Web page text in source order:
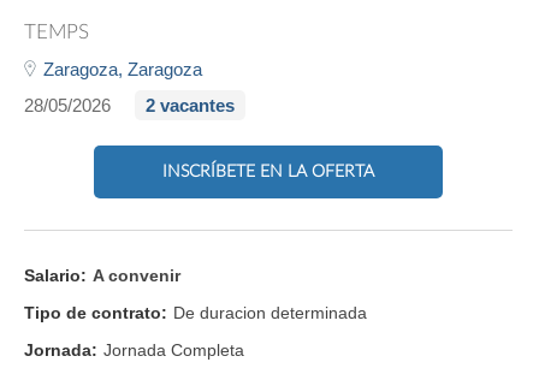
TEMPS
Zaragoza, Zaragoza
28/05/2026
2 vacantes
INSCRÍBETE EN LA OFERTA
Salario: A convenir
Tipo de contrato: De duracion determinada
Jornada: Jornada Completa